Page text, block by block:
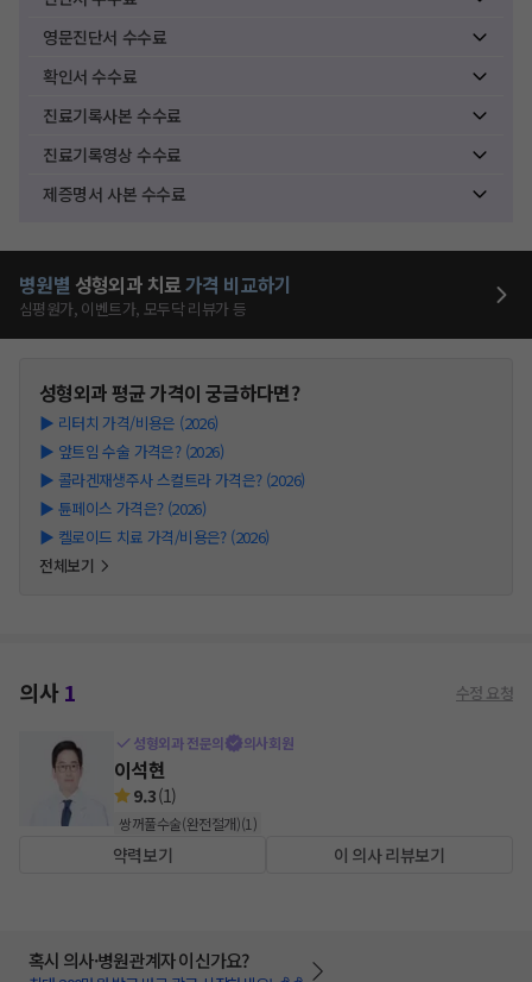
영문진단서 수수료
확인서 수수료
진료기록사본 수수료
진료기록영상 수수료
제증명서 사본 수수료
병원별 성형외과 치료가격 비교하기
심평원가, 이벤트가, 모두닥 리뷰가 등
성형외과평균 가격이 궁금하다면?
▶ 리터치 가격/비용은 (2026)
▶ 앞트임 수술 가격은? (2026)
▶ 콜라겐재생주사 스컬트라 가격은? (2026)
▶ 튠페이스 가격은? (2026)
▶ 켈로이드 치료 가격/비용은? (2026)
전체보기
의사1 수정 요청
성형외과 전문의 의사회원
이석현
9.3(1)
쌍꺼풀수술(완전절개)(1 )
약력보기 이 의사 리뷰보기
혹시 의사·병원관계자 이신가요?